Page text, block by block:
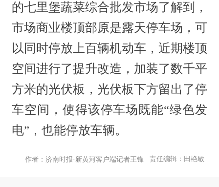
的七里堡蔬菜综合批发市场了解到，
市场商业楼顶部原是露天停车场，可
以同时停放上百辆机动车，近期楼顶
空间进行了提升改造，加装了数千平
方米的光伏板，光伏板下方留出了停
车空间，使得该停车场既能“绿色发
电”，也能停放车辆。
作者：济南时报·新黄河客户端记者王锋 责任编辑：田艳敏